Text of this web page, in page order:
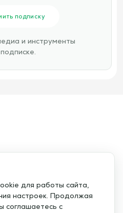
подписку
и инструменты
Отзывы
Сотрудничество
Политика конфиденциальности
для работы сайта,
настроек. Продолжая
соглашаетесь с